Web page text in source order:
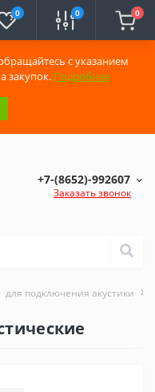
с указанием
закупок. Подробнее
0 0 0
+7-(8652)-992607
Заказать звонок
для подключения акустики